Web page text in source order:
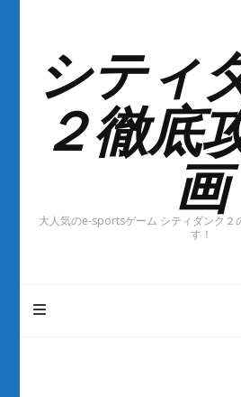
シティ
２徹底
画
大人気のe-sportsゲーム シティダンク２
す！